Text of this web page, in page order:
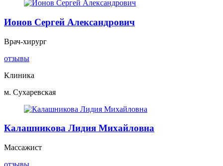
Ионов Сергей Александрович
Врач-хирург
отзывы
Клиника
м. Сухаревская
Калашникова Лидия Михайловна
Массажист